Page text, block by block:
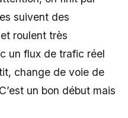
suivent des
roulent très
un flux de trafic réel
change de voie de
un bon début mais